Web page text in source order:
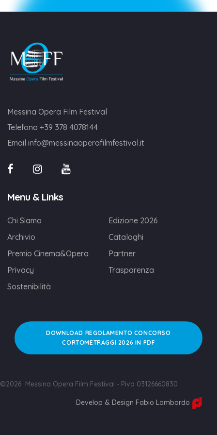
Messina Opera Film Festival
Telefono +39 378 4078144
Email info@messinaoperafilmfestival.it
Menu & Links
Chi Siamo
Edizione 2026
Archivio
Cataloghi
Premio Cinema&Opera
Partner
Privacy
Trasparenza
Sostenibilità
DOWNLOAD REGOLAMENTO CONCORSO
CORTOMETRAGGI 2026 IN PDF
©2026 Messina Opera Film Festival - Piva 03126660830
Develop & Design Fabio Lombardo